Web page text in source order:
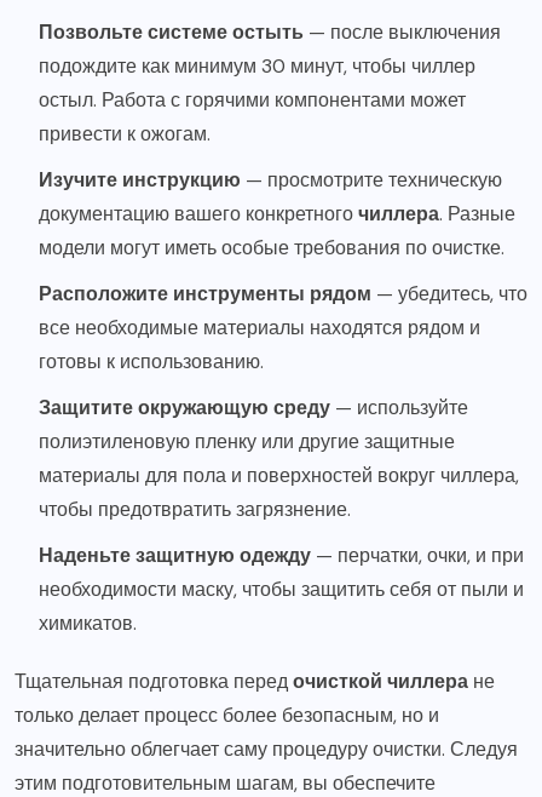
Позвольте системе остыть — после выключения
подождите как минимум 30 минут, чтобы чиллер
остыл. Работа с горячими компонентами может
привести к ожогам.
Изучите инструкцию — просмотрите техническую
документацию вашего конкретногочиллера. Разные
модели могут иметь особые требования по очистке.
Расположите инструменты рядом — убедитесь, что
все необходимые материалы находятся рядом и
готовы к использованию.
Защитите окружающую среду — используйте
полиэтиленовую пленку или другие защитные
материалы для пола и поверхностей вокруг чиллера,
чтобы предотвратить загрязнение.
Наденьте защитную одежду — перчатки, очки, и при
необходимости маску, чтобы защитить себя от пыли и
химикатов.
Тщательная подготовка передочисткой чиллера не
только делает процесс более безопасным, но и
значительно облегчает саму процедуру очистки. Следуя
этим подготовительным шагам, вы обеспечите